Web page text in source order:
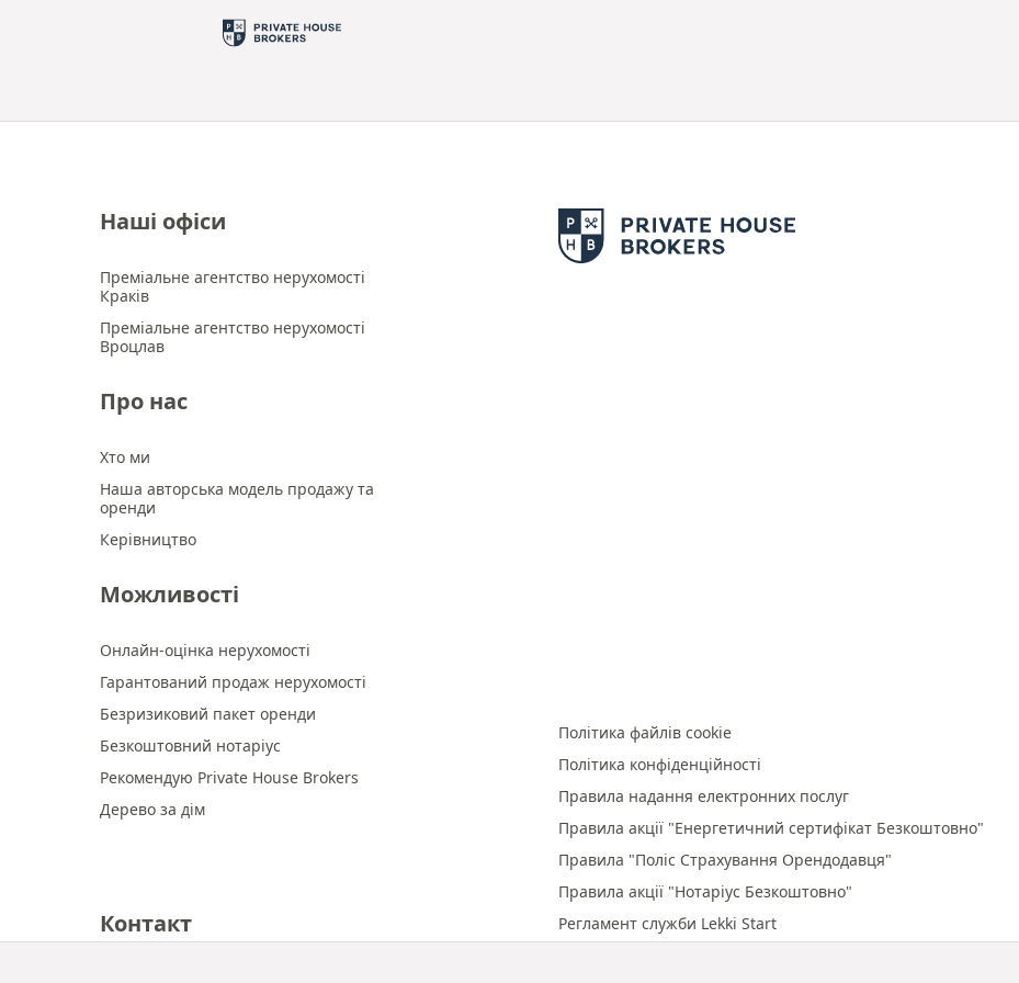
Наші офіси
Преміальне агентство нерухомості
Краків
Преміальне агентство нерухомості
Вроцлав
Про нас
Хто ми
Наша авторська модель продажу та
оренди
Керівництво
Можливості
Онлайн-оцінка нерухомості
Гарантований продаж нерухомості
Безризиковий пакет оренди
Безкоштовний нотаріус
Рекомендую Private House Brokers
Дерево за дім
Контакт
Політика файлів cookie
Політика конфіденційності
Правила надання електронних послуг
Правила акції "Енергетичний сертифікат Безкоштовно"
Правила "Поліс Страхування Орендодавця"
Правила акції "Нотаріус Безкоштовно"
Регламент служби Lekki Start